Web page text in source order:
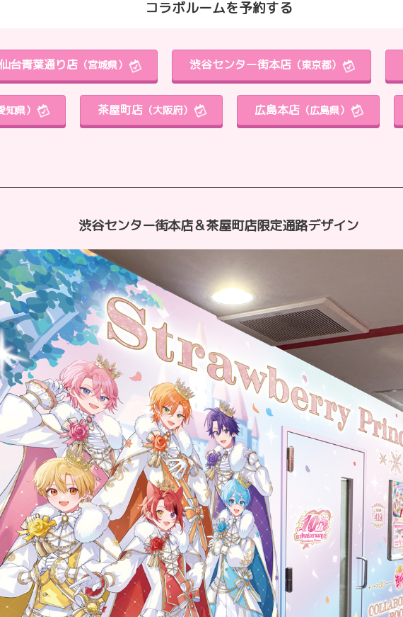
コラボルームを予約する
仙台青葉通り店 （宮城県） 渋谷センター街本店 （東京都）
知県） 茶屋町店 （大阪府） 広島本店 （広島県）
渋谷センター街本店＆茶屋町店限定通路デザイン